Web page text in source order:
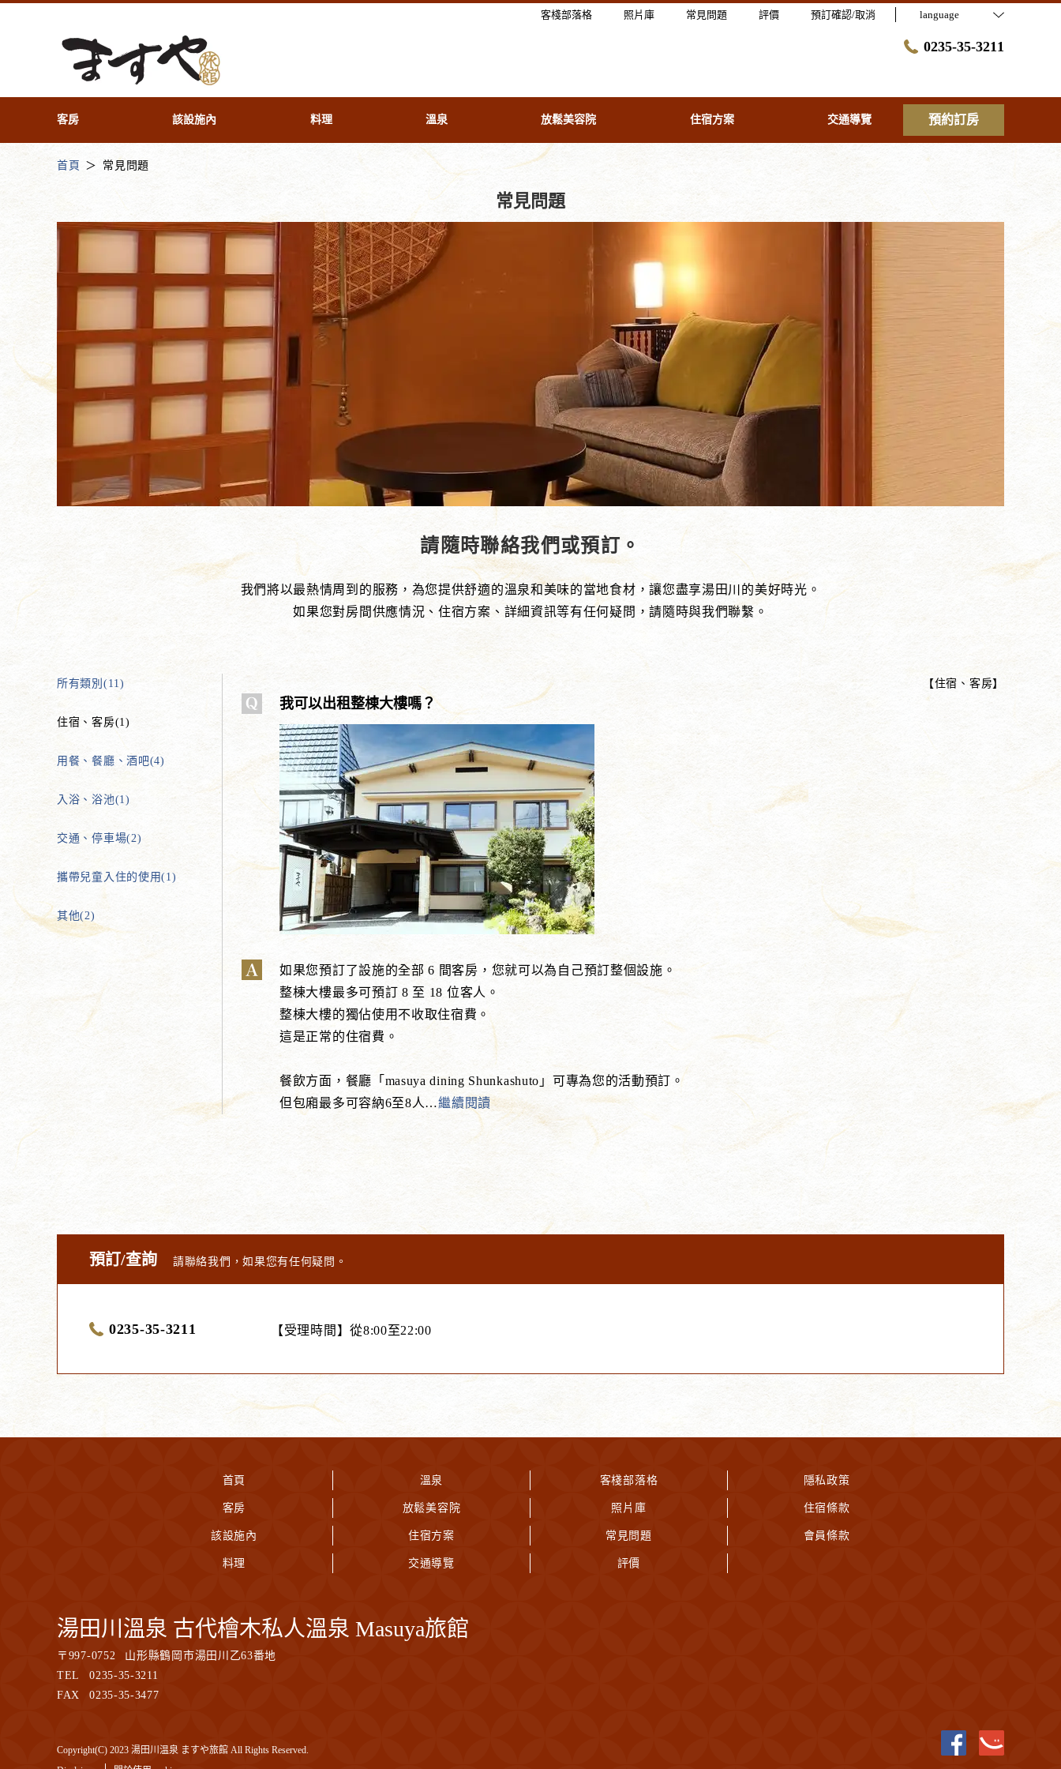
客棧部落格 照片庫 常見問題 評價 預訂確認/取消 language
0235-35-3211
客房 該設施內 料理 溫泉 放鬆美容院 住宿方案 交通導覽 預約訂房
首頁 常見問題
常見問題
請隨時聯絡我們或預訂。
我們將以最熱情周到的服務，為您提供舒適的溫泉和美味的當地食材，讓您盡享湯田川的美好時光。
如果您對房間供應情況、住宿方案、詳細資訊等有任何疑問，請隨時與我們聯繫。
所有類別(11)
住宿、客房(1)
用餐、餐廳、酒吧(4)
入浴、浴池(1)
交通、停車場(2)
攜帶兒童入住的使用(1)
其他(2)
【住宿、客房】
我可以出租整棟大樓嗎？
如果您預訂了設施的全部 6 間客房，您就可以為自己預訂整個設施。
整棟大樓最多可預訂 8 至 18 位客人。
整棟大樓的獨佔使用不收取住宿費。
這是正常的住宿費。
餐飲方面，餐廳「masuya dining Shunkashuto」可專為您的活動預訂。
但包廂最多可容納6至8人…繼續閱讀
預訂/查詢 請聯絡我們，如果您有任何疑問。
0235-35-3211 【受理時間】從8:00至22:00
首頁
客房
該設施內
料理
溫泉
放鬆美容院
住宿方案
交通導覽
客棧部落格
照片庫
常見問題
評價
隱私政策
住宿條款
會員條款
湯田川溫泉 古代檜木私人溫泉 Masuya旅館
〒 997-0752
山形縣鶴岡市湯田川乙63番地
TEL
0235-35-3211
FAX
0235-35-3477
Copyright(C) 2023 湯田川温泉 ますや旅館 All Rights Reserved.